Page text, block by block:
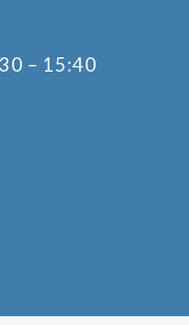
– 15:40